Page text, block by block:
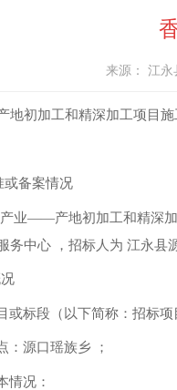
来源：江永
初加工和精深加工项目施
或备案情况
业——产地初加工和精深加
务中心 ，招标人为 江永县
或标段（以下简称：招标
源口瑶族乡 ；
情况：